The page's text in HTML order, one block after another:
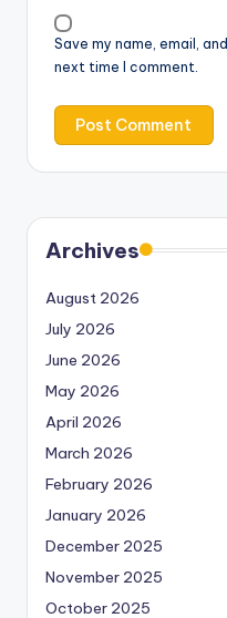
Save my name, email,
next time I comment.
Archives
August 2026
July 2026
June 2026
May 2026
April 2026
March 2026
February 2026
January 2026
December 2025
November 2025
October 2025